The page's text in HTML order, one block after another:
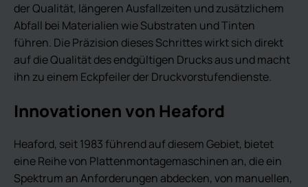
der Qualität, längeren Ausfallzeiten und zusätzlichem
Abfall bei Materialien wie Substraten und Tinten
führen. Die Präzision dieses Schrittes wirkt sich direkt
auf die Qualität des endgültigen Drucks aus und macht
ihn zu einem Eckpfeiler der Druckvorstufendienste.
Innovationen von Heaford
Heaford, seit 1983 führend auf diesem Gebiet, bietet
eine Reihe von Plattenmontagemaschinen an, die ein
Spektrum an Anforderungen abdecken, von manuellen,